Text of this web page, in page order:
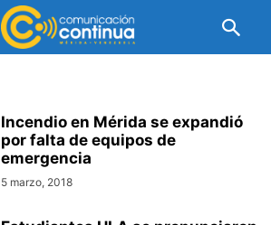
Incendio en Mérida se expandió
por falta de equipos de
emergencia
5 marzo, 2018